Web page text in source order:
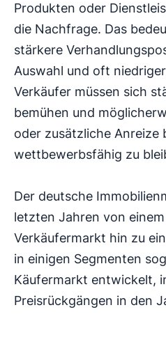
Produkten oder
die Nachfrage. Das
stärkere
Auswahl und oft
Verkäufer müssen sich
bemühen und
oder zusätzliche Anreize
wettbewerbsfähig zu
Der deutsche
letzten Jahren von
Verkäufermarkt hin zu
in einigen Segmenten
Käufermarkt entwickelt,
Preisrückgängen in den